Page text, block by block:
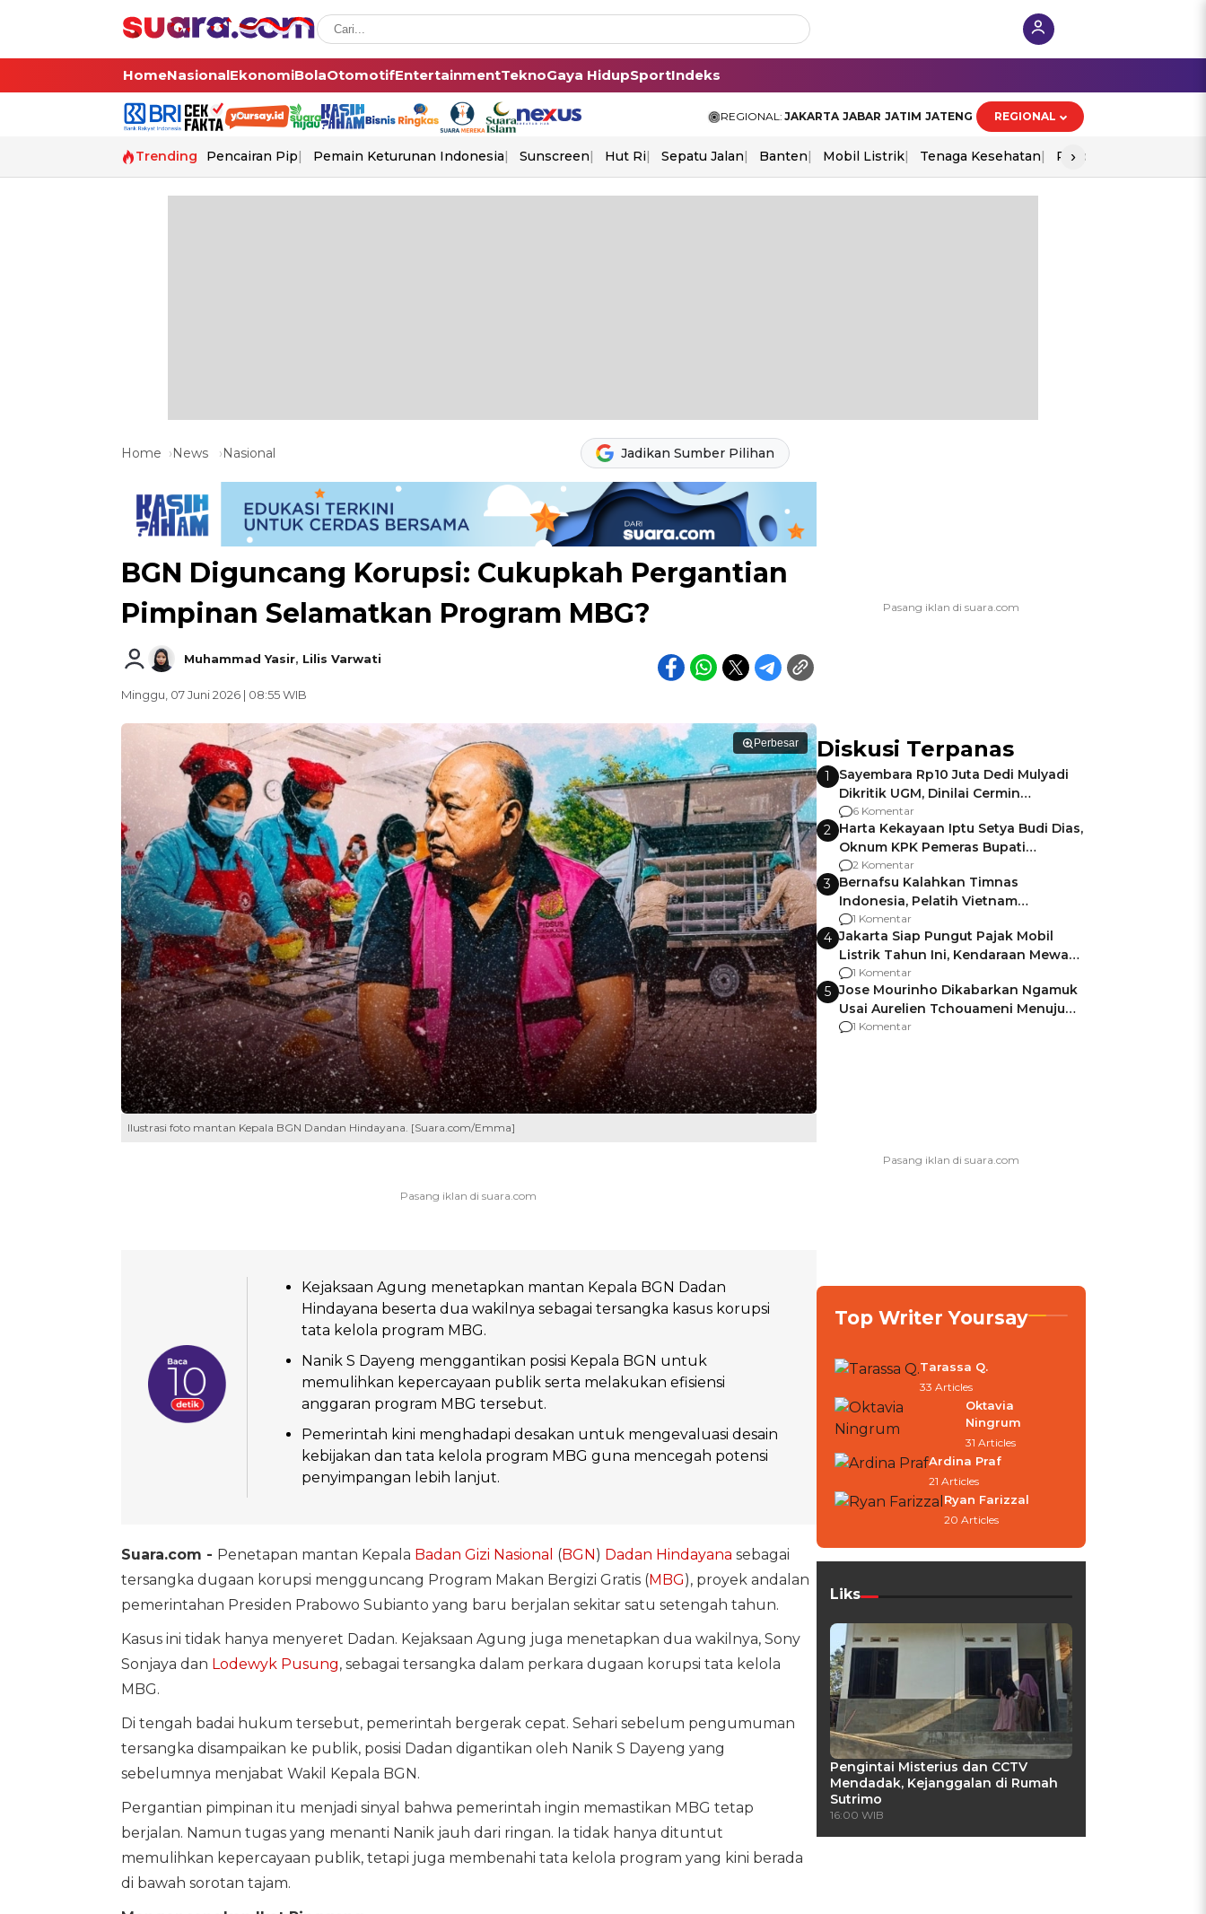
HomeNasionalEkonomiBolaOtomotifEntertainmentTeknoGaya HidupSportIndeks
REGIONAL: JAKARTA JABAR JATIM JATENG REGIONAL
Trending Pencairan Pip Pemain Keturunan Indonesia Sunscreen Hut Ri Sepatu Jalan Banten Mobil Listrik Tenaga Kesehatan Piala Aff 2026
›
Home News Nasional Jadikan Sumber Pilihan
BGN Diguncang Korupsi: Cukupkah Pergantian
Pimpinan Selamatkan Program MBG?
Muhammad Yasir, Lilis Varwati
Minggu, 07 Juni 2026 | 08:55 WIB
Perbesar
Ilustrasi foto mantan Kepala BGN Dandan Hindayana. [Suara.com/Emma]
Kejaksaan Agung menetapkan mantan Kepala BGN Dadan
Hindayana beserta dua wakilnya sebagai tersangka kasus korupsi
tata kelola program MBG.
Nanik S Dayeng menggantikan posisi Kepala BGN untuk
memulihkan kepercayaan publik serta melakukan efisiensi
anggaran program MBG tersebut.
Pemerintah kini menghadapi desakan untuk mengevaluasi desain
kebijakan dan tata kelola program MBG guna mencegah potensi
penyimpangan lebih lanjut.
Suara.com - Penetapan mantan Kepala Badan Gizi Nasional (BGN) Dadan Hindayana sebagai
tersangka dugaan korupsi mengguncang Program Makan Bergizi Gratis (MBG), proyek andalan
pemerintahan Presiden Prabowo Subianto yang baru berjalan sekitar satu setengah tahun.
Kasus ini tidak hanya menyeret Dadan. Kejaksaan Agung juga menetapkan dua wakilnya, Sony
Sonjaya dan Lodewyk Pusung, sebagai tersangka dalam perkara dugaan korupsi tata kelola
MBG.
Di tengah badai hukum tersebut, pemerintah bergerak cepat. Sehari sebelum pengumuman
tersangka disampaikan ke publik, posisi Dadan digantikan oleh Nanik S Dayeng yang
sebelumnya menjabat Wakil Kepala BGN.
Pergantian pimpinan itu menjadi sinyal bahwa pemerintah ingin memastikan MBG tetap
berjalan. Namun tugas yang menanti Nanik jauh dari ringan. Ia tidak hanya dituntut
memulihkan kepercayaan publik, tetapi juga membenahi tata kelola program yang kini berada
di bawah sorotan tajam.
Diskusi Terpanas
1
Sayembara Rp10 Juta Dedi Mulyadi
Dikritik UGM, Dinilai Cermin
Gagalnya Negara Jamin Keamanan
6 Komentar
2 Harta Kekayaan Iptu Setya Budi Dias,
Oknum KPK Pemeras Bupati
Pemalang
2 Komentar
3 Bernafsu Kalahkan Timnas
Indonesia, Pelatih Vietnam
Berencana Pakai Jimat di Pakansari
1 Komentar
4 Jakarta Siap Pungut Pajak Mobil
Listrik Tahun Ini, Kendaraan Mewah
Kena hingga 75% PKB
1 Komentar
5 Jose Mourinho Dikabarkan Ngamuk
Usai Aurelien Tchouameni Menuju
Manchester United
1 Komentar
Top Writer Yoursay
Tarassa Q.
33 Articles
Oktavia
Ningrum
31 Articles
Ardina Praf
21 Articles
Ryan Farizzal
20 Articles
Liks
Pengintai Misterius dan CCTV
Mendadak, Kejanggalan di Rumah
Sutrimo
16:00 WIB